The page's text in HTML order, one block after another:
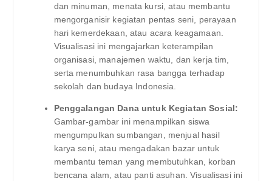
dan minuman, menata kursi, atau membantu
mengorganisir kegiatan pentas seni, perayaan
hari kemerdekaan, atau acara keagamaan.
Visualisasi ini mengajarkan keterampilan
organisasi, manajemen waktu, dan kerja tim,
serta menumbuhkan rasa bangga terhadap
sekolah dan budaya Indonesia.
Penggalangan Dana untuk Kegiatan Sosial:
Gambar-gambar ini menampilkan siswa
mengumpulkan sumbangan, menjual hasil
karya seni, atau mengadakan bazar untuk
membantu teman yang membutuhkan, korban
bencana alam, atau panti asuhan. Visualisasi ini